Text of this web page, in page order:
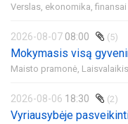
Verslas, ekonomika, finansai
2026-08-07 08:00 (5)
Mokymasis visą
Maisto pramonė,
2026-08-06 18:30 (2)
Vyriausybėje